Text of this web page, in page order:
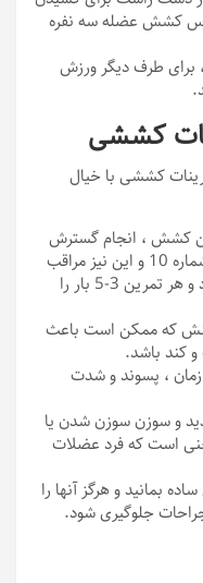
کشش عضله سه نفره
دهید ، برای طرف دیگر ورزش
کششی
کششی با خیال
کشش ، انجام گسترش
به آرامی در حین بازدم ، شمارش به شماره 10 و این نیز مراقب
است ، یا برای 10-30 ثانیه ادامه دارد و هر تمرین 3-5 بار را
که ممکن است باعث
کند باشد.
، پسوند و شدت
و سوزن سوزن شدن یا
است که فرد عضلات
بمانید و هرگز آنها را
جلوگیری شود.